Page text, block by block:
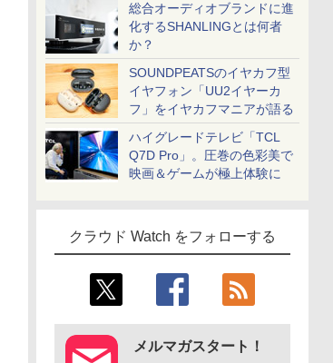
総合オーディオブランドに進
化するSHANLINGとは何者
か？
SOUNDPEATSのイヤカフ型
イヤフォン「UU2イヤーカ
フ」をイヤカフマニアが語る
ハイグレードテレビ「TCL
Q7D Pro」。圧巻の色彩美で
映画＆ゲームが極上体験に
クラウド Watch をフォローする
メルマガスタート！